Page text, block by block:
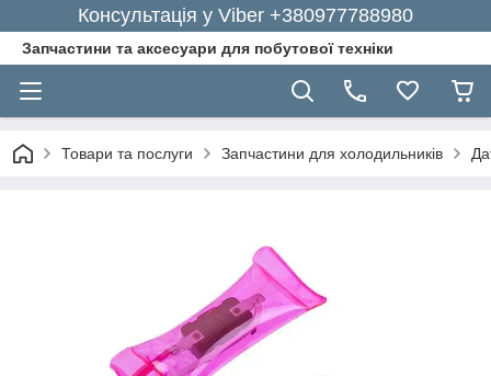
Консультація у Viber +380977788980
Запчастини та аксесуари для побутової техніки
Товари та послуги Запчастини для холодильників